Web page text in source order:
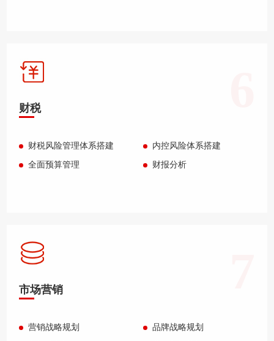
财税
财税风险管理体系搭建 内控风险体系搭建
全面预算管理 财报分析
市场营销
营销战略规划 品牌战略规划